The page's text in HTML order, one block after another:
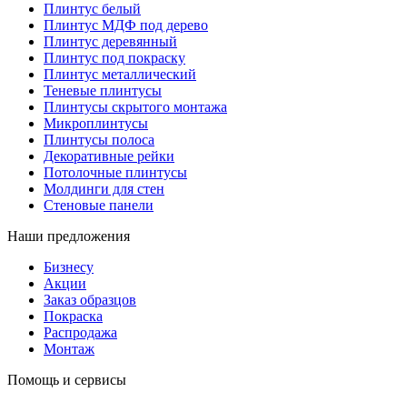
Плинтус белый
Плинтус МДФ под дерево
Плинтус деревянный
Плинтус под покраску
Плинтус металлический
Теневые плинтусы
Плинтусы скрытого монтажа
Микроплинтусы
Плинтусы полоса
Декоративные рейки
Потолочные плинтусы
Молдинги для стен
Стеновые панели
Наши предложения
Бизнесу
Акции
Заказ образцов
Покраска
Распродажа
Монтаж
Помощь и сервисы